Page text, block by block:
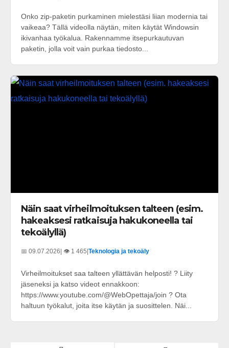
Onko zip-paketin purkaminen mielestäsi liian modernia tai
vaikeaa? Tällä videolla näytän, miten käytät Windowsin
ikivanhaa työkalua. Rakennamme itsepurkautuvan
paketin, jolla voit vain purkaa tiedosto...
Näin saat virheilmoituksen talteen (esim.
hakeaksesi ratkaisuja hakukoneella tai
tekoälyllä)
📅 09.07.2026| 👁️ 1 465|Teknologia ja tekoäly
Virheilmoitukset saa talteen yllättävän helposti! ? Liity
jäseneksi ja katso videot ennakkoon:
https://www.youtube.com/@WebOpettaja/join ? Ota
haltuun työkalut, joita itse käytän ja suosittelen. Näi...